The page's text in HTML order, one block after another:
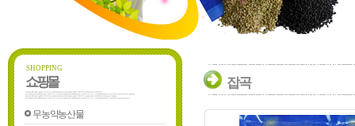
SHOPPING
쇼핑몰
무농약농산물
잡곡